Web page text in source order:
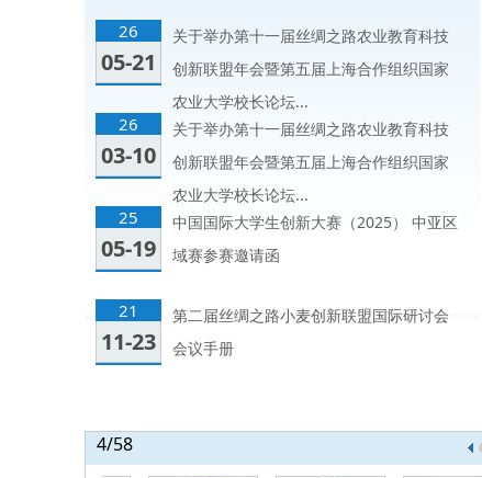
26
05-21
关于举办第十一届丝绸之路农业教育科技
创新联盟年会暨第五届上海合作组织国家
农业大学校长论坛...
26
03-10
关于举办第十一届丝绸之路农业教育科技
创新联盟年会暨第五届上海合作组织国家
农业大学校长论坛...
25
05-19
中国国际大学生创新大赛（2025） 中亚区
域赛参赛邀请函
21
11-23
第二届丝绸之路小麦创新联盟国际研讨会
会议手册
474849
4/58